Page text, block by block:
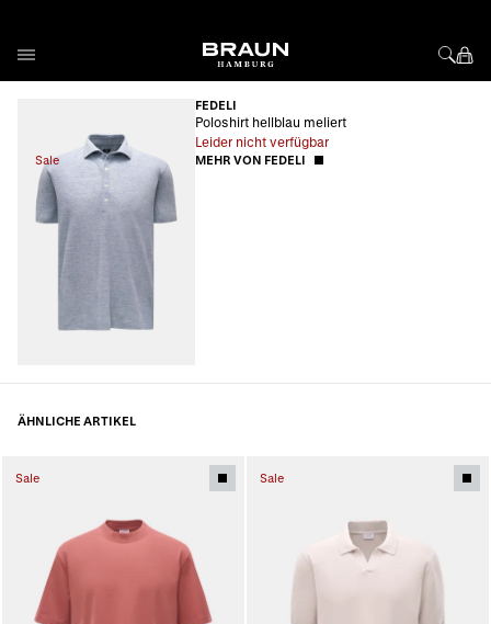
Sale
FEDELI
Poloshirt hellblau meliert
Leider nicht verfügbar
MEHR VON FEDELI
ÄHNLICHE ARTIKEL
Sale Sale